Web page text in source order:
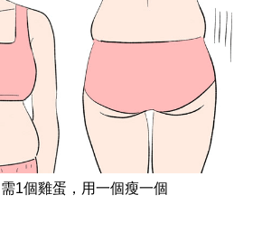
1個雞蛋，用一個瘦一個